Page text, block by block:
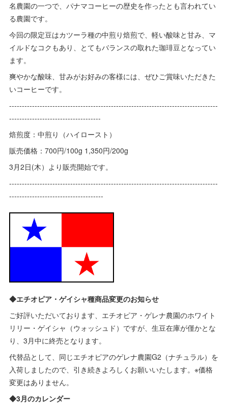
名農園の一つで、パナマコーヒーの歴史を作ったとも言われてい
る農園です。
今回の限定豆はカツーラ種の中煎り焙煎で、軽い酸味と甘み、マ
イルドなコクもあり、とてもバランスの取れた珈琲豆となってい
ます。
爽やかな酸味、甘みがお好みの客様には、ぜひご賞味いただきた
いコーヒーです。
----------------------------------------------------------------------------------
------------------------------------
焙煎度：中煎り（ハイロースト）
販売価格：700円/100g 1,350円/200g
3月2日(木）より販売開始です。
----------------------------------------------------------------------------------
-------------------------------------
◆エチオピア・ゲイシャ種商品変更のお知らせ
ご好評いただいております、エチオピア・ゲレナ農園のホワイト
リリー・ゲイシャ（ウォッシュド）ですが、生豆在庫が僅かとな
り、3月中に終売となります。
代替品として、同じエチオピアのゲレナ農園G2（ナチュラル）を
入荷しましたので、引き続きよろしくお願いいたします。※価格
変更はありません。
◆3月のカレンダー